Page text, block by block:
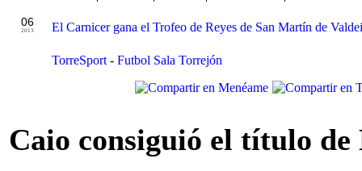
06
2013 El Carnicer gana el Trofeo de Reyes de San Martín de
TorreSport - Futbol Sala Torrejón
Caio consiguió el título